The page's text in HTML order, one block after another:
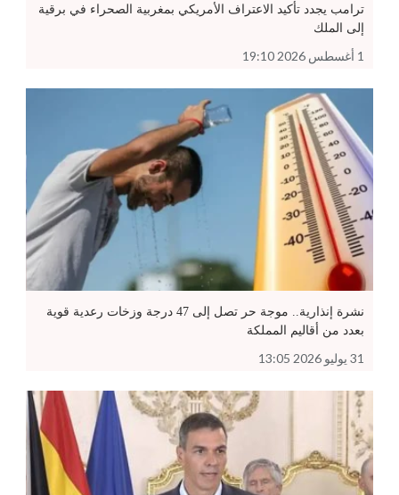
ترامب يجدد تأكيد الاعتراف الأمريكي بمغربية الصحراء في برقية
إلى الملك
1 أغسطس 2026 19:10
نشرة إنذارية.. موجة حر تصل إلى 47 درجة وزخات رعدية قوية
بعدد من أقاليم المملكة
31 يوليو 2026 13:05